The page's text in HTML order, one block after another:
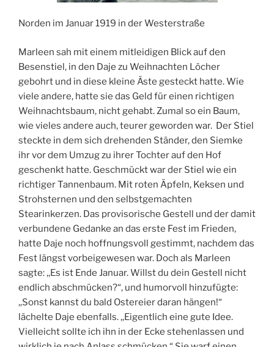
Norden im Januar 1919 in der Westerstraße
Marleen sah mit einem mitleidigen Blick auf den
Besenstiel, in den Daje zu Weihnachten Löcher
gebohrt und in diese kleine Äste gesteckt hatte. Wie
viele andere, hatte sie das Geld für einen richtigen
Weihnachtsbaum, nicht gehabt. Zumal so ein Baum,
wie vieles andere auch, teurer geworden war. Der Stiel
steckte in dem sich drehenden Ständer, den Siemke
ihr vor dem Umzug zu ihrer Tochter auf den Hof
geschenkt hatte. Geschmückt war der Stiel wie ein
richtiger Tannenbaum. Mit roten Äpfeln, Keksen und
Strohsternen und den selbstgemachten
Stearinkerzen. Das provisorische Gestell und der damit
verbundene Gedanke an das erste Fest im Frieden,
hatte Daje noch hoffnungsvoll gestimmt, nachdem das
Fest längst vorbeigewesen war. Doch als Marleen
sagte: ,,Es ist Ende Januar. Willst du dein Gestell nicht
endlich abschmücken?“, und humorvoll hinzufügte:
,,Sonst kannst du bald Ostereier daran hängen!“
lächelte Daje ebenfalls. ,,Eigentlich eine gute Idee.
Vielleicht sollte ich ihn in der Ecke stehenlassen und